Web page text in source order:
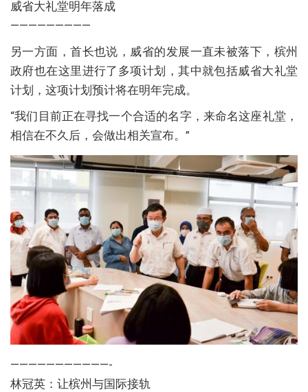
威省大礼堂明年落成
—————————
另一方面，首长也说，威省的发展一直未被落下，槟州
政府也在这里进行了多项计划，其中就包括威省大礼堂
计划，这项计划预计将在明年完成。
“我们目前正在寻找一个合适的名字，来命名这座礼堂，
相信在不久后，会做出相关宣布。”
———————————-
林冠英：让槟州与国际接轨